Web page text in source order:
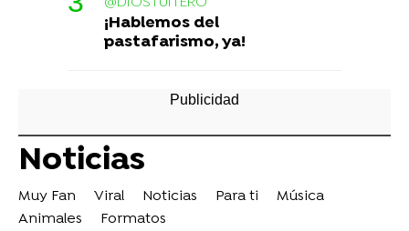
¡Hablemos del
pastafarismo, ya!
Noticias
Muy Fan Viral Noticias Para ti
Música
Animales
Formatos